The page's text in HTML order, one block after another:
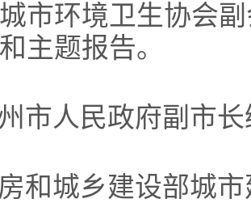
市环境卫生协会
主题报告。
人民政府副市长
城乡建设部城市